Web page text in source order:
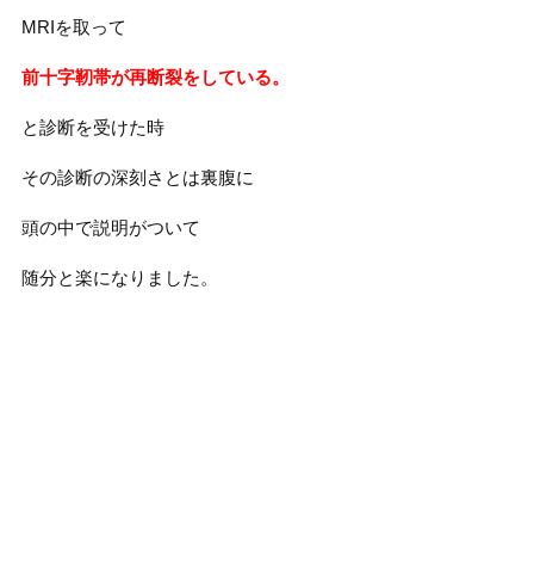
MRIを取って
前十字靭帯が再断裂をしている。
と診断を受けた時
その診断の深刻さとは裏腹に
頭の中で説明がついて
随分と楽になりました。